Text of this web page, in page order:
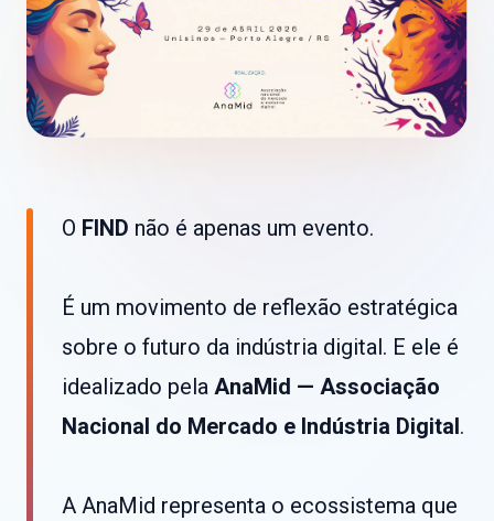
O FIND não é apenas um evento.
É um movimento de reflexão estratégica
sobre o futuro da indústria digital. E ele é
idealizado pela AnaMid — Associação
Nacional do Mercado e Indústria Digital .
A AnaMid representa o ecossistema que